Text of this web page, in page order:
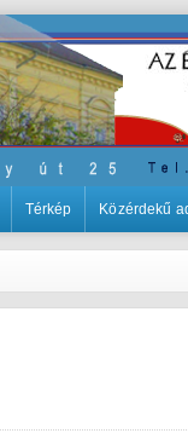
Térkép Közérdekű